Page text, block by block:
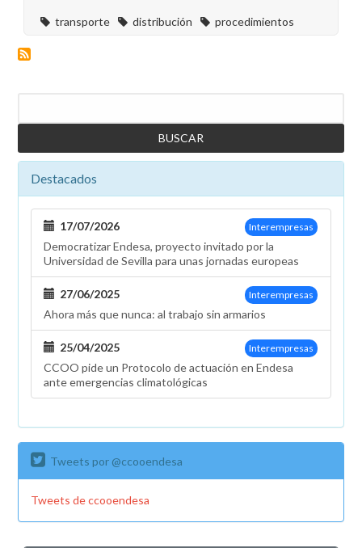
transporte distribución procedimientos
Destacados
Interempresas
17/07/2026
Democratizar Endesa, proyecto invitado por la
Universidad de Sevilla para unas jornadas europeas
Interempresas
27/06/2025
Ahora más que nunca: al trabajo sin armarios
Interempresas
25/04/2025
CCOO pide un Protocolo de actuación en Endesa
ante emergencias climatológicas
Tweets por @ccooendesa
Tweets de ccooendesa